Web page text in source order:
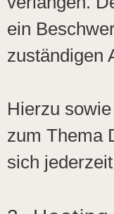
ein
zuständigen
Hierzu
zum Thema
sich